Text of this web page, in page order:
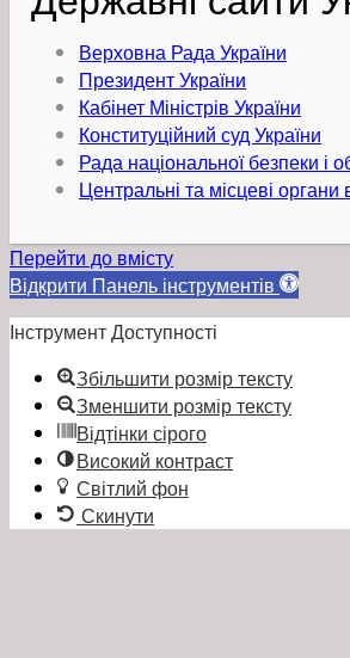
Верховна Рада України
Президент України
Кабінет Міністрів України
Конституційний суд України
Рада національної безпеки і
Центральні та місцеві органи
Перейти до вмісту
Відкрити Панель інструментів
Інструмент Доступності
Збільшити розмір тексту
Зменшити розмір тексту
Відтінки сірого
Високий контраст
Світлий фон
Скинути